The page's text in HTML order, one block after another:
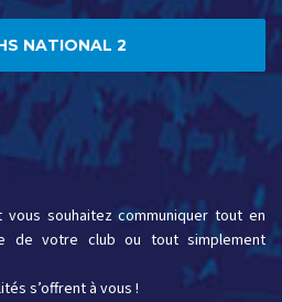
NATIONAL 2
souhaitez communiquer tout en
de votre club ou tout simplement
s’offrent à vous !